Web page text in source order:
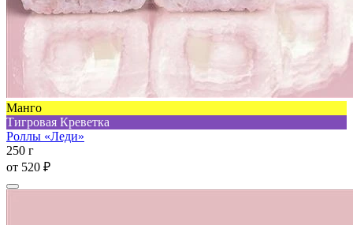
Манго
Тигровая Креветка
Роллы «Леди»
250 г
от 520 ₽